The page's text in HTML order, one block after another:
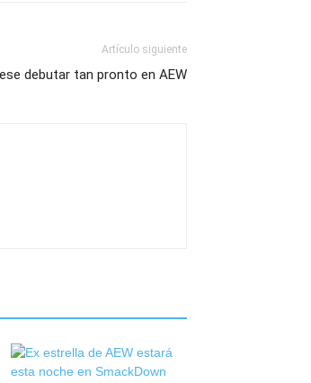
Artículo siguiente
debutar tan pronto en AEW